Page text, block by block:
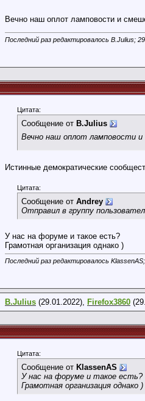
Вечно наш оплот ламповости и
Последний раз редактировалось B.Julius;
Цитата:
Сообщение от B.Julius
Вечно наш оплот ламповости
Истинные демократические
Цитата:
Сообщение от Andrey
Отправил в группу
У нас на форуме и такое есть?
Грамотная организация однако )
Последний раз редактировалось
B.Julius (29.01.2022), Firefox3860
Цитата:
Сообщение от KlassenAS
У нас на форуме и такое есть?
Грамотная организация однако )